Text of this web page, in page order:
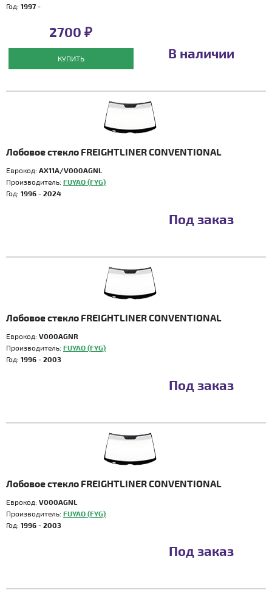
Год: 1997 -
2700 ₽
КУПИТЬ В наличии
Лобовое стекло FREIGHTLINER CONVENTIONAL
Еврокод: AX11A/V000AGNL
Производитель: FUYAO (FYG)
Год: 1996 - 2024
Под заказ
Лобовое стекло FREIGHTLINER CONVENTIONAL
Еврокод: V000AGNR
Производитель: FUYAO (FYG)
Год: 1996 - 2003
Под заказ
Лобовое стекло FREIGHTLINER CONVENTIONAL
Еврокод: V000AGNL
Производитель: FUYAO (FYG)
Год: 1996 - 2003
Под заказ